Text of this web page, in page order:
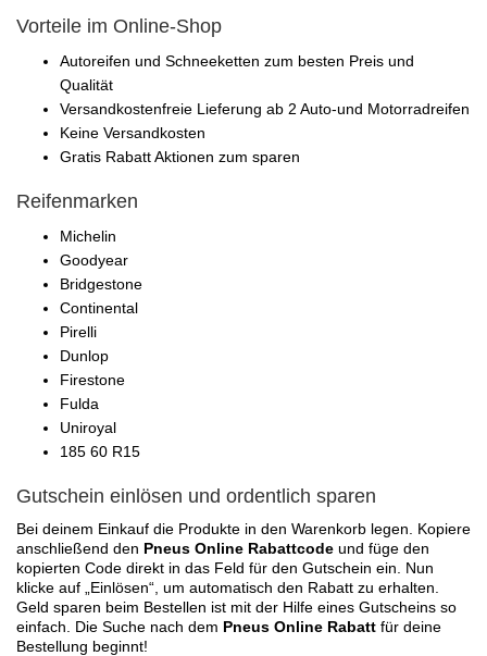
Vorteile im Online-Shop
Autoreifen und Schneeketten zum besten Preis und
Qualität
Versandkostenfreie Lieferung ab 2 Auto-und Motorradreifen
Keine Versandkosten
Gratis Rabatt Aktionen zum sparen
Reifenmarken
Michelin
Goodyear
Bridgestone
Continental
Pirelli
Dunlop
Firestone
Fulda
Uniroyal
185 60 R15
Gutschein einlösen und ordentlich sparen
Bei deinem Einkauf die Produkte in den Warenkorb legen. Kopiere
anschließend den Pneus Online Rabattcode und füge den
kopierten Code direkt in das Feld für den Gutschein ein. Nun
klicke auf „Einlösen“, um automatisch den Rabatt zu erhalten.
Geld sparen beim Bestellen ist mit der Hilfe eines Gutscheins so
einfach. Die Suche nach dem Pneus Online Rabatt für deine
Bestellung beginnt!